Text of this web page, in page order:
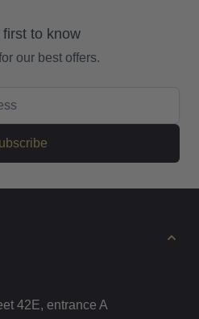
first to know
our best offers.
42E, entrance A